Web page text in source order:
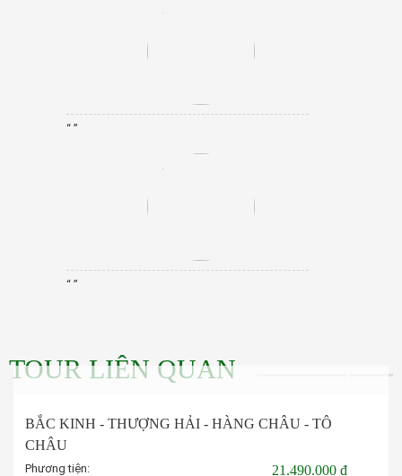
“ ”
“ ”
TOUR LIÊN QUAN
BẮC KINH - THƯỢNG HẢI - HÀNG CHÂU - TÔ
CHÂU
Phương tiện:
21.490.000 đ